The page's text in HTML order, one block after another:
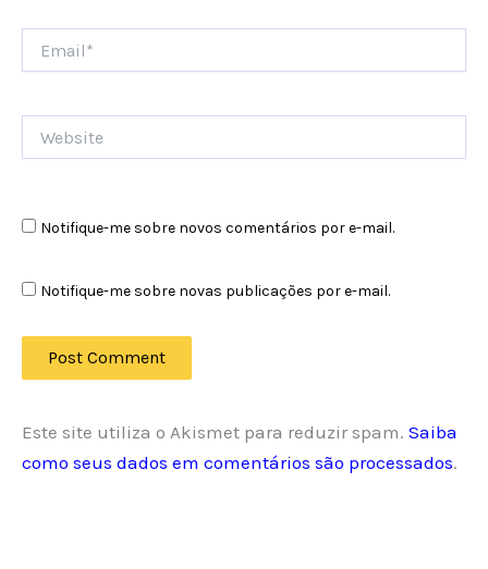
Notifique-me sobre novos comentários por e-mail.
Notifique-me sobre novas publicações por e-mail.
Este site utiliza o Akismet para reduzir spam. Saiba
como seus dados em comentários são processados.